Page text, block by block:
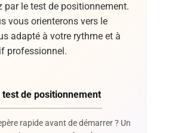
par le test de positionnement.
vous orienterons vers le
adapté à votre rythme et à
professionnel.
test de positionnement
rapide avant de démarrer ? Un